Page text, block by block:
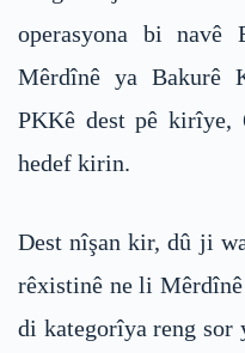
operasyona bi
Mêrdînê ya Bakurê
PKKê dest pê kirîye,
hedef kirin.
Dest nîşan kir, dû ji
rêxistinê ne li
di kategorîya reng sor